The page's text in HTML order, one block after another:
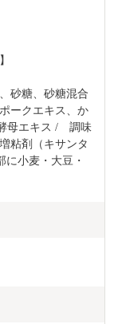
砂糖、砂糖混合
ークエキス、か
母エキス /　調味
粘剤（キサンタ
に小麦・大豆・